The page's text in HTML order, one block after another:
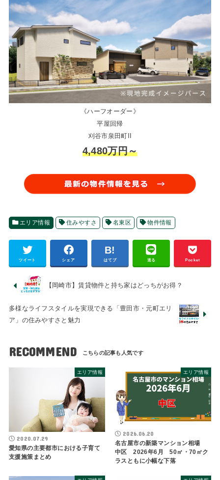
《ハーフオーダー》
平屋回帰
刈谷市泉田町II
4,480万円～
エリア情報 住みやすさ 名東区 物件情報
ツイート シェア はてブ 送る Pocket
【岡崎市】賃貸物件と持ち家はどっちがお得？
多様なライフスタイルを実現できる「豊田市・元町エリ
ア」の住みやすさと魅力
RECOMMEND
エリア情報
2020.07.29
愛知県の主要都市における子育て
支援施策まとめ
エリア情報
2026.06.20
名古屋市の新築マンション相場
中区 2026年6月 50㎡・70㎡ク
ラスともに小幅な下落